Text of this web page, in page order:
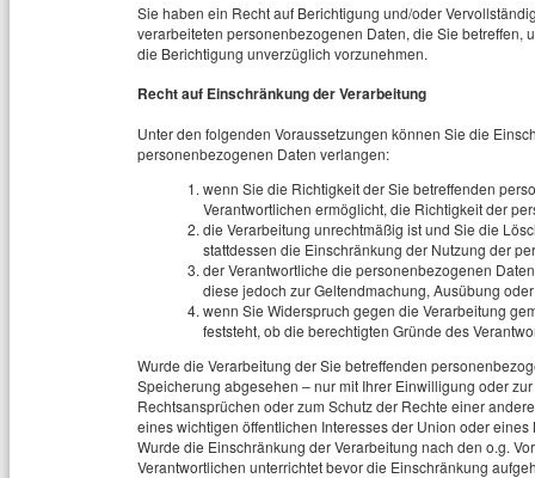
Sie haben ein Recht auf Berichtigung und/oder
verarbeiteten personenbezogenen Daten, die Sie betreffen,
die Berichtigung unverzüglich vorzunehmen.
Recht auf Einschränkung der Verarbeitung
Unter den folgenden Voraussetzungen können Sie die
personenbezogenen Daten verlangen:
wenn Sie die Richtigkeit der Sie betreffenden
Verantwortlichen ermöglicht, die Richtigkeit der
die Verarbeitung unrechtmäßig ist und Sie die
stattdessen die Einschränkung der Nutzung der
der Verantwortliche die personenbezogenen
diese jedoch zur Geltendmachung, Ausübung
wenn Sie Widerspruch gegen die Verarbeitung
feststeht, ob die berechtigten Gründe des
Wurde die Verarbeitung der Sie betreffenden
Speicherung abgesehen – nur mit Ihrer Einwilligung oder
Rechtsansprüchen oder zum Schutz der Rechte einer
eines wichtigen öffentlichen Interesses der Union oder
Wurde die Einschränkung der Verarbeitung nach den o.g.
Verantwortlichen unterrichtet bevor die Einschränkung